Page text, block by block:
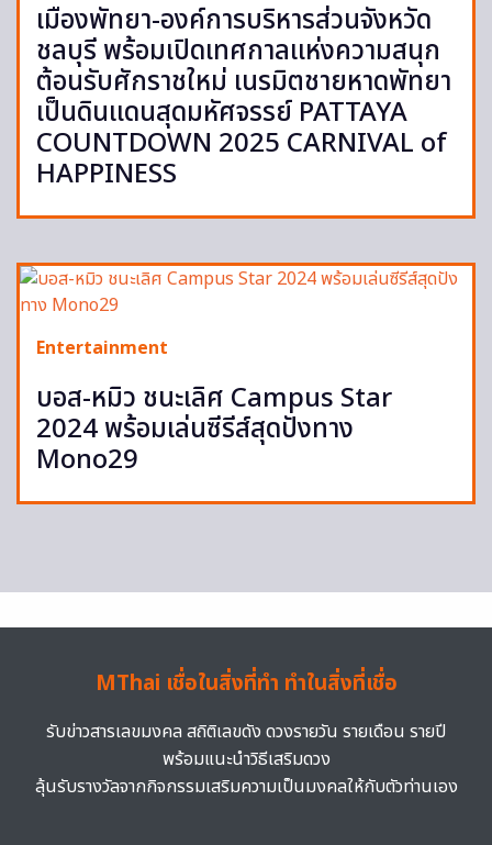
เมืองพัทยา-องค์การบริหารส่วนจังหวัด
ชลบุรี พร้อมเปิดเทศกาลแห่งความสนุก
ต้อนรับศักราชใหม่ เนรมิตชายหาดพัทยา
เป็นดินแดนสุดมหัศจรรย์ PATTAYA
COUNTDOWN 2025 CARNIVAL of
HAPPINESS
Entertainment
บอส-หมิว ชนะเลิศ Campus Star
2024 พร้อมเล่นซีรีส์สุดปังทาง
Mono29
MThai เชื่อในสิ่งที่ทำ ทำในสิ่งที่เชื่อ
รับข่าวสารเลขมงคล สถิติเลขดัง ดวงรายวัน รายเดือน รายปี
พร้อมแนะนำวิธีเสริมดวง
ลุ้นรับรางวัลจากกิจกรรมเสริมความเป็นมงคลให้กับตัวท่านเอง